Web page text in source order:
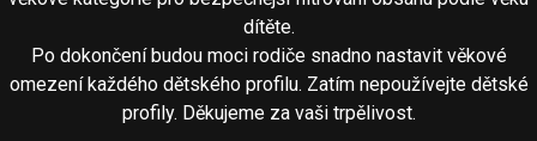
dítěte.
Po dokončení budou moci rodiče snadno nastavit věkové
omezení každého dětského profilu. Zatím nepoužívejte dětské
profily. Děkujeme za vaši trpělivost.